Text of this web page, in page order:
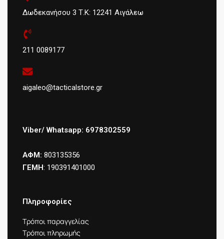
Δωδεκανήσου 3 Τ.Κ: 12241 Αιγάλεω
211 0089177
aigaleo@tacticalstore.gr
Viber/ Whatsapp: 6978302559
ΑΦΜ: 803135356
ΓΕΜΗ: 190391401000
Πληροφορίες
Τρόποι παραγγελίας
Τρόποι πληρωμής